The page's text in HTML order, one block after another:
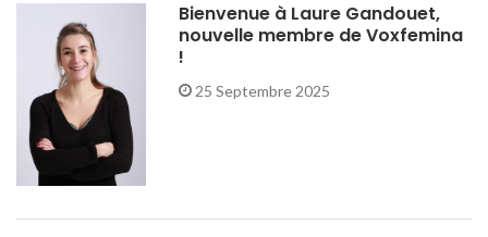
Bienvenue à Laure Gandouet,
nouvelle membre de Voxfemina
!
25 Septembre 2025